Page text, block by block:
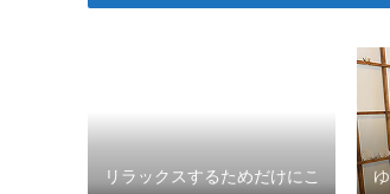
リラックスするためだけにこ